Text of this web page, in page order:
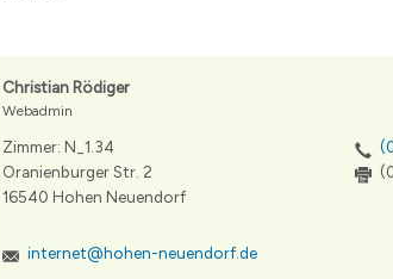
Christian Rödiger
Webadmin
Zimmer: N_1.34
Oranienburger Str. 2
16540 Hohen Neuendorf
internet@hohen-neuendorf.de